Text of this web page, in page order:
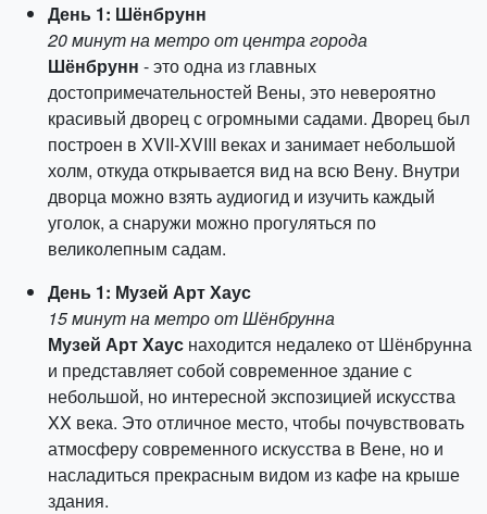
День 1: Шёнбрунн
20 минут на метро от центра города
Шёнбрунн - это одна из главных
достопримечательностей Вены, это невероятно
красивый дворец с огромными садами. Дворец был
построен в XVII-XVIII веках и занимает небольшой
холм, откуда открывается вид на всю Вену. Внутри
дворца можно взять аудиогид и изучить каждый
уголок, а снаружи можно прогуляться по
великолепным садам.
День 1: Музей Арт Хаус
15 минут на метро от Шёнбрунна
Музей Арт Хаус находится недалеко от Шёнбрунна
и представляет собой современное здание с
небольшой, но интересной экспозицией искусства
XX века. Это отличное место, чтобы почувствовать
атмосферу современного искусства в Вене, но и
насладиться прекрасным видом из кафе на крыше
здания.